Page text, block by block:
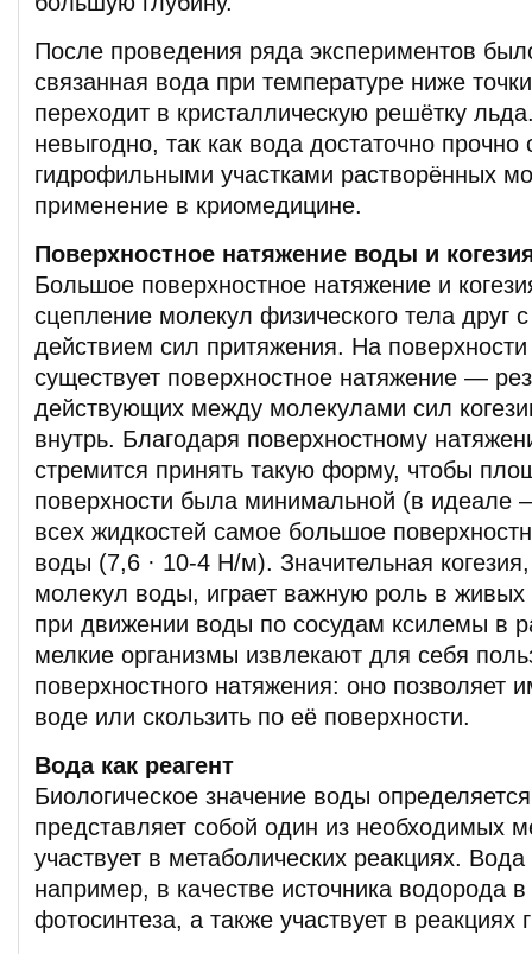
После проведения ряда экспериментов
связанная вода при температуре ниже
переходит в кристаллическую решётку
невыгодно, так как вода достаточно прочно
гидрофильными участками растворённых
применение в криомедицине.
Поверхностное натяжение воды и
Большое поверхностное натяжение и
сцепление молекул физического тела друг
действием сил притяжения. На
существует поверхностное натяжение —
действующих между молекулами сил
внутрь. Благодаря поверхностному
стремится принять такую форму, чтобы
поверхности была минимальной (в
всех жидкостей самое большое
воды (7,6 · 10-4 Н/м). Значительная
молекул воды, играет важную роль в живых
при движении воды по сосудам ксилемы в
мелкие организмы извлекают для себя
поверхностного натяжения: оно позволяет
воде или скользить по её поверхности.
Вода как реагент
Биологическое значение воды
представляет собой один из необходимых
участвует в метаболических реакциях. Вода
например, в качестве источника водорода
фотосинтеза, а также участвует в реакциях